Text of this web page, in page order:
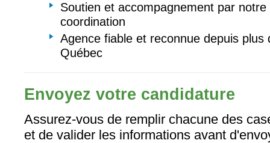
Soutien et accompagnement par notre
coordination
Agence fiable et reconnue depuis plus
Québec
Envoyez votre candidature
Assurez-vous de remplir chacune des
et de valider les informations avant